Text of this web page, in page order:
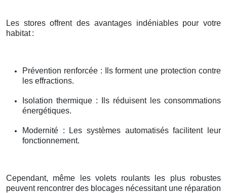
Les stores offrent des avantages indéniables pour votre
habitat :
Prévention renforcée : Ils forment une protection contre
les effractions.
Isolation thermique : Ils réduisent les consommations
énergétiques.
Modernité : Les systèmes automatisés facilitent leur
fonctionnement.
Cependant, même les volets roulants les plus robustes
peuvent rencontrer des blocages nécessitant une réparation